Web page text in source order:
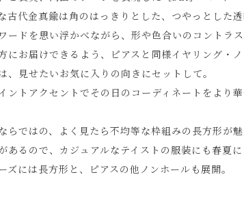
古代金真鍮は角のはっきりとした、つやっとした
ードを思い浮かべながら、形や色合いのコントラ
にお届けできるよう、ピアスと同様イヤリング・ノ
、見せたいお気に入りの向きにセットして。
ントアクセントでその日のコーディネートをより華
らではの、よく見たら不均等な枠組みの長方形が魅
あるので、カジュアルなテイストの服装にも春夏に
ズには長方形と、ピアスの他ノンホールも展開。